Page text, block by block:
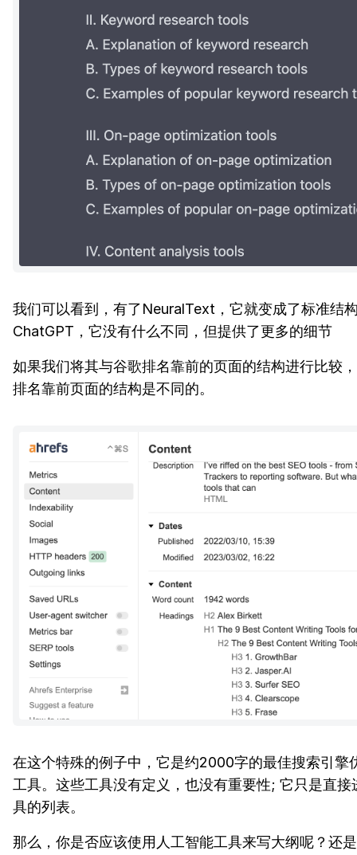
我们可以看到，有了NeuralText，它就变成了标准结
ChatGPT，它没有什么不同，但提供了更多的细节
如果我们将其与谷歌排名靠前的页面的结构进行比较
排名靠前页面的结构是不同的。
在这个特殊的例子中，它是约2000字的最佳搜索引擎
工具。这些工具没有定义，也没有重要性; 它只是直接
具的列表。
那么，你是否应该使用人工智能工具来写大纲呢？还